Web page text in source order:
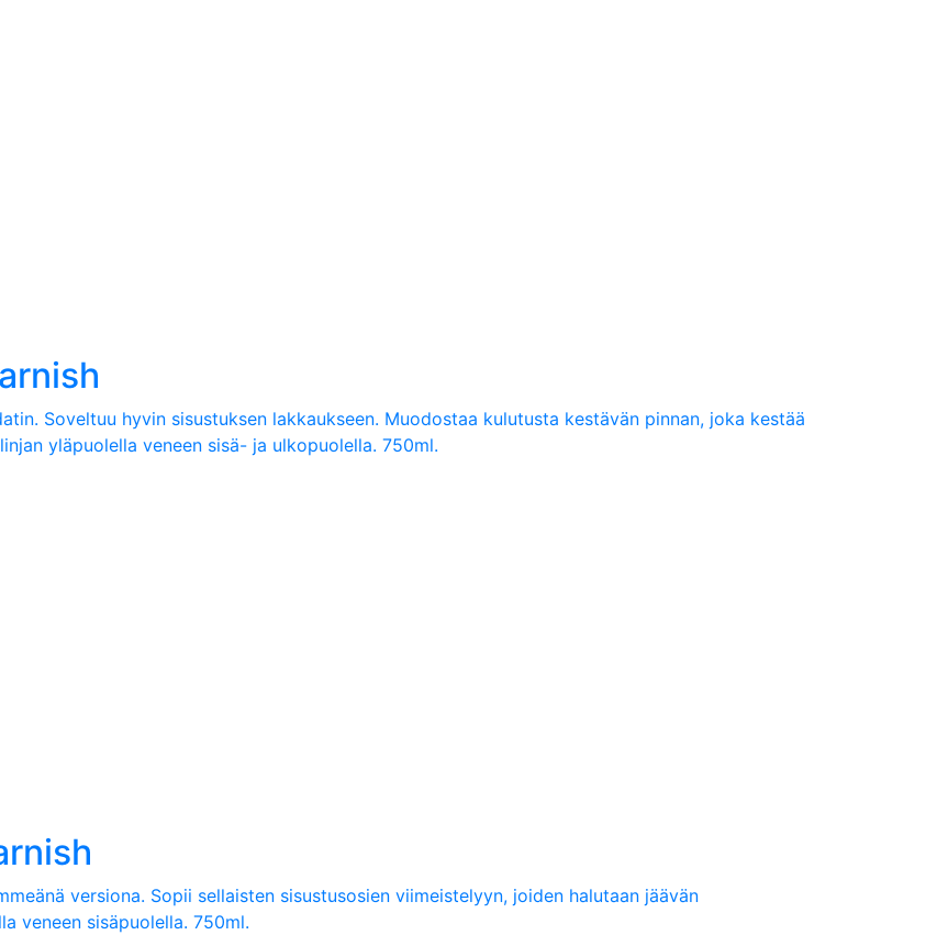
Soveltuu hyvin sisustuksen lakkaukseen. Muodostaa kulutusta kestävän pinnan, joka kestää
yläpuolella veneen sisä- ja ulkopuolella. 750ml.
versiona. Sopii sellaisten sisustusosien viimeistelyyn, joiden halutaan jäävän
veneen sisäpuolella. 750ml.